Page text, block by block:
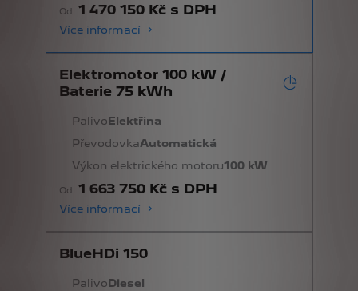
Od 1 470 150 Kč s DPH
Více informací
Elektromotor 100 kW /
Baterie 75 kWh
PalivoElektřina
PřevodovkaAutomatická
Výkon elektrického motoru100 kW
Od 1 663 750 Kč s DPH
Více informací
BlueHDi 150
PalivoDiesel